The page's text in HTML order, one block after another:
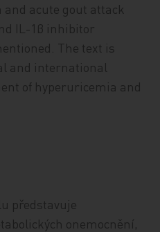
acute gout attack
IL-1β inhibitor
The text is
and international
of hyperuricemia and
představuje
onemocnění,